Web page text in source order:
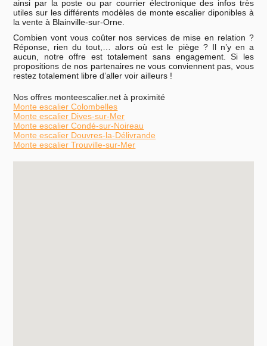
ainsi par la poste ou par courrier électronique des infos très
utiles sur les différents modèles de monte escalier diponibles à
la vente à Blainville-sur-Orne.
Combien vont vous coûter nos services de mise en relation ?
Réponse, rien du tout,… alors où est le piège ? Il n’y en a
aucun, notre offre est totalement sans engagement. Si les
propositions de nos partenaires ne vous conviennent pas, vous
restez totalement libre d’aller voir ailleurs !
Nos offres monteescalier.net à proximité
Monte escalier Colombelles
Monte escalier Dives-sur-Mer
Monte escalier Condé-sur-Noireau
Monte escalier Douvres-la-Délivrande
Monte escalier Trouville-sur-Mer